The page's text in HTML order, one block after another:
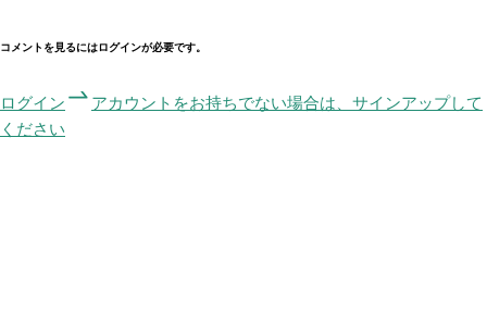
コメントを見るにはログインが必要です。
ログイン
アカウントをお持ちでない場合は、サインアップして
ください